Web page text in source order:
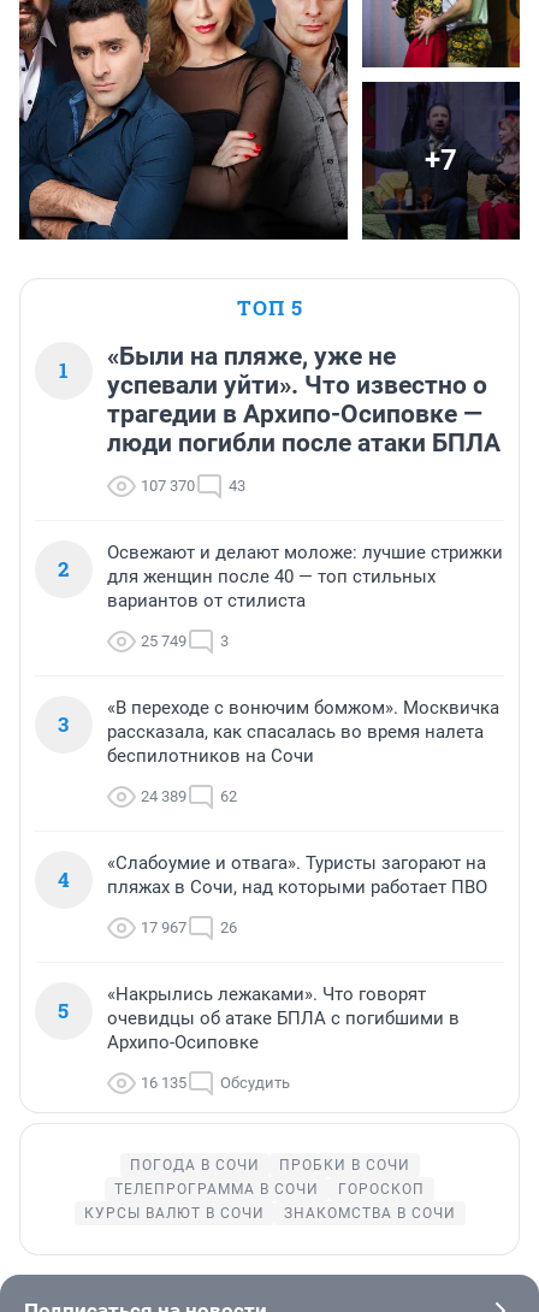
+7
ТОП 5
1
«Были на пляже, уже не
успевали уйти». Что известно о
трагедии в Архипо-Осиповке —
люди погибли после атаки БПЛА
107 370 43
2
Освежают и делают моложе: лучшие стрижки
для женщин после 40 — топ стильных
вариантов от стилиста
25 749 3
3
«В переходе с вонючим бомжом». Москвичка
рассказала, как спасалась во время налета
беспилотников на Сочи
24 389 62
4
«Слабоумие и отвага». Туристы загорают на
пляжах в Сочи, над которыми работает ПВО
17 967 26
5
«Накрылись лежаками». Что говорят
очевидцы об атаке БПЛА с погибшими в
Архипо-Осиповке
16 135 Обсудить
ПОГОДА В СОЧИ
ПРОБКИ В СОЧИ
ТЕЛЕПРОГРАММА В СОЧИ
ГОРОСКОП
КУРСЫ ВАЛЮТ В СОЧИ
ЗНАКОМСТВА В СОЧИ